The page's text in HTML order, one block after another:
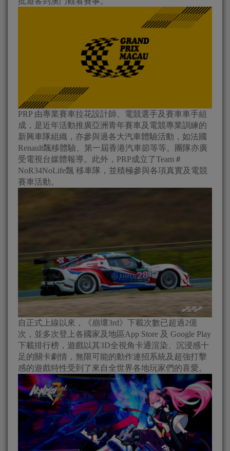
PRP 由專業賽車拉花設計師、電競選手及賽車車手組
成，是近年活動推廣亞洲青年賽車及電競專業訓練的
新興車隊組織，亦參與過各大汽車體驗活動，如法國
Renault飄移體驗、第一屆香港汽車節等等。團隊亦廣
受電視台媒體報導。此外，PRP成立了Team＃
NoR34NoLife飄 移車隊，並積極參與各項真實及電競
賽車活動。
自正式上線以來，《崩壞3rd》下載次數已超過2億
次，並多次登上各國家及地區App Store 及 Google Play
下載排行榜，遊戲以其3D全視角卡通渲染、沉浸感十
足的關卡劇情，無限可能的動作連招系統及超強打擊
感的遊戲特性受到了來自全世界各地玩家們的喜愛。